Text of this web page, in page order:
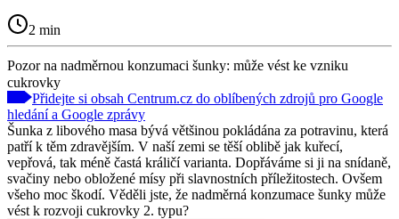
2 min
Pozor na nadměrnou konzumaci šunky: může vést ke vzniku
cukrovky
Přidejte si obsah Centrum.cz do oblíbených zdrojů pro Google
hledání a Google zprávy
Šunka z libového masa bývá většinou pokládána za potravinu, která
patří k těm zdravějším. V naší zemi se těší oblibě jak kuřecí,
vepřová, tak méně častá králičí varianta. Dopřáváme si ji na snídaně,
svačiny nebo obložené mísy při slavnostních příležitostech. Ovšem
všeho moc škodí. Věděli jste, že nadměrná konzumace šunky může
vést k rozvoji cukrovky 2. typu?